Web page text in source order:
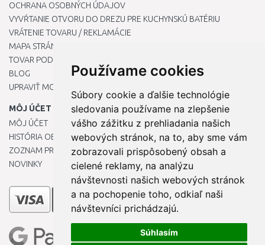
Používame cookies
Súbory cookie a ďalšie technológie
sledovania používame na zlepšenie
vášho zážitku z prehliadania našich
webových stránok, na to, aby sme vám
zobrazovali prispôsobený obsah a
cielené reklamy, na analýzu
návštevnosti našich webových stránok
a na pochopenie toho, odkiaľ naši
návštevníci prichádzajú.
Súhlasím
OCHRANA OSOBNÝCH ÚDAJOV
VYVŔTANIE OTVORU DO DREZU PRE KUCHYNSKÚ BATÉRIU
VRÁTENIE TOVARU / REKLAMÁCIE
MAPA STRÁNOK
TOVAR PODĽA ZNAČIEK
BLOG
UPRAVIŤ MOJE PREDVOĽBY COOKIES
MÔJ ÚČET
MÔJ ÚČET
HISTÓRIA OBJEDNÁVOK
ZOZNAM PRIANÍ
NOVINKY